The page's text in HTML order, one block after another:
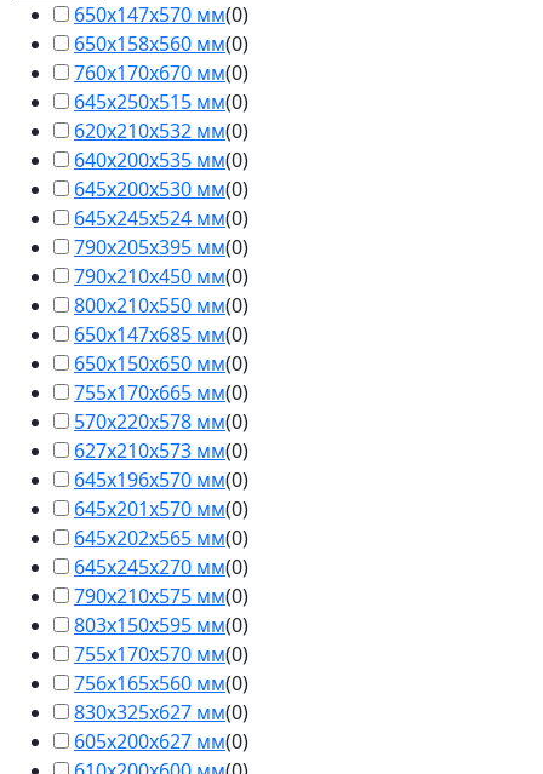
650х147х570 мм(0)
650х158х560 мм(0)
760х170х670 мм(0)
645х250х515 мм(0)
620х210х532 мм(0)
640х200х535 мм(0)
645х200х530 мм(0)
645х245х524 мм(0)
790х205х395 мм(0)
790х210х450 мм(0)
800х210х550 мм(0)
650х147х685 мм(0)
650х150х650 мм(0)
755х170х665 мм(0)
570х220х578 мм(0)
627х210х573 мм(0)
645х196х570 мм(0)
645х201х570 мм(0)
645х202х565 мм(0)
645х245х270 мм(0)
790х210х575 мм(0)
803х150х595 мм(0)
755х170х570 мм(0)
756х165х560 мм(0)
830х325х627 мм(0)
605х200х627 мм(0)